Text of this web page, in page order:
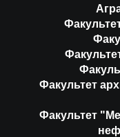
Факультет
Факультет